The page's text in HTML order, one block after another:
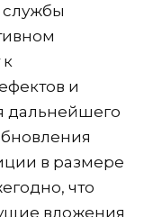
службы
и
дальнейшего
в размере
что
вложения